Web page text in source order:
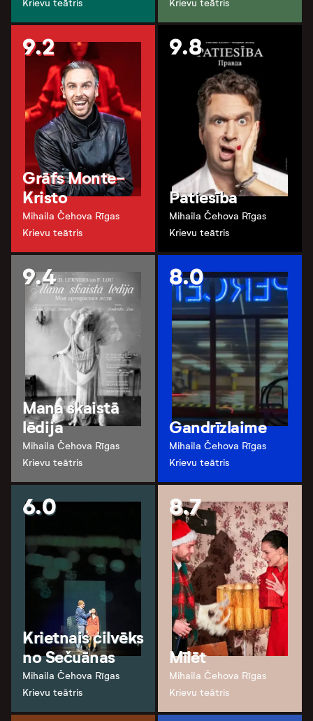
Krievu teātris Krievu teātris
9.2
Grāfs Monte-
Kristo
Mihaila Čehova Rīgas
Krievu teātris
9.8
Patiesība
Mihaila Čehova Rīgas
Krievu teātris
9.4
Mana skaistā
lēdija
Mihaila Čehova Rīgas
Krievu teātris
8.0
Gandrīzlaime
Mihaila Čehova Rīgas
Krievu teātris
6.0
Krietnais cilvēks
no Sečuānas
Mihaila Čehova Rīgas
Krievu teātris
8.7
Mīlēt
Mihaila Čehova Rīgas
Krievu teātris